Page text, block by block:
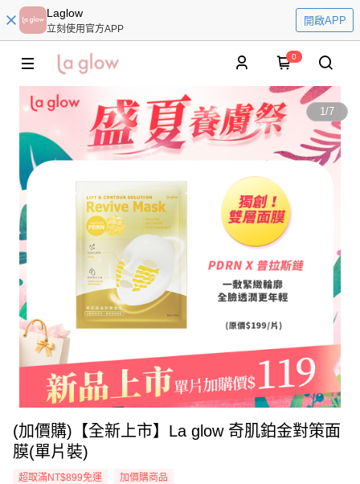
Laglow
立刻使用官方APP
開啟APP
0
1/7
(加價購)【全新上市】La glow 奇肌鉑金對策面
膜(單片裝)
超取滿NT$899免運 加價購商品